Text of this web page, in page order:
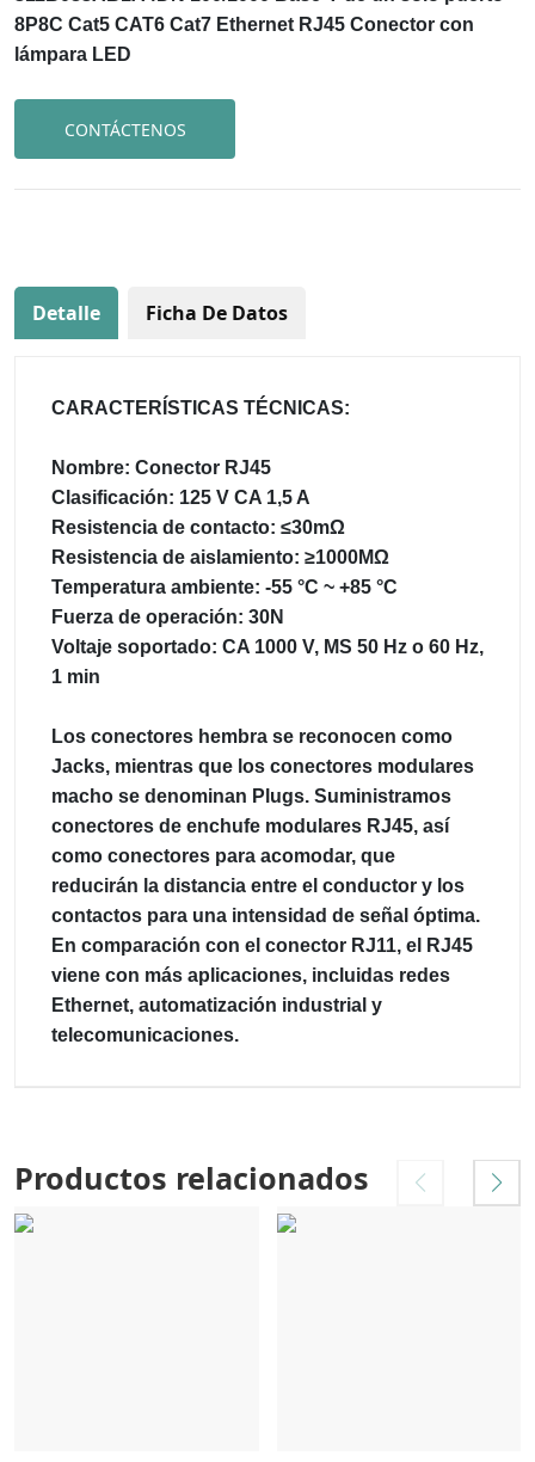
8P8C Cat5 CAT6 Cat7 Ethernet RJ45 Conector con
lámpara LED
CONTÁCTENOS
Detalle Ficha De Datos
CARACTERÍSTICAS TÉCNICAS:
Nombre: Conector RJ45
Clasificación: 125 V CA 1,5 A
Resistencia de contacto: ≤30mΩ
Resistencia de aislamiento: ≥1000MΩ
Temperatura ambiente: -55 °C ~ +85 °C
Fuerza de operación: 30N
Voltaje soportado: CA 1000 V, MS 50 Hz o 60 Hz,
1 min
Los conectores hembra se reconocen como
Jacks, mientras que los conectores modulares
macho se denominan Plugs. Suministramos
conectores de enchufe modulares RJ45, así
como conectores para acomodar, que
reducirán la distancia entre el conductor y los
contactos para una intensidad de señal óptima.
En comparación con el conector RJ11, el RJ45
viene con más aplicaciones, incluidas redes
Ethernet, automatización industrial y
telecomunicaciones.
Productos relacionados